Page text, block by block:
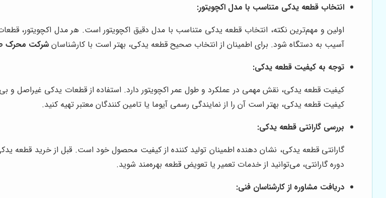
انتخاب قطعه یدکی متناسب با مدل اکچویتور:
اولین و مهم‌ترین نکته، انتخاب قطعه یدکی متناسب با مدل دقیق اکچویتور است. هر مدل اکچویتور،
آسیب به دستگاه شود. برای اطمینان از انتخاب صحیح قطعه یدکی، بهتر است با کارشناسان شرکت محرک
توجه به کیفیت قطعه یدکی:
کیفیت قطعه یدکی، نقش مهمی در عملکرد و طول عمر اکچویتور دارد. استفاده از قطعات یدکی غیراصل و
کیفیت قطعه یدکی، بهتر است آن را از نمایندگی رسمی آیوما یا تامین کنندگان معتبر تهیه کنید.
بررسی گارانتی قطعه یدکی:
گارانتی قطعه یدکی، نشان دهنده اطمینان تولید کننده از کیفیت محصول خود است. قبل از خرید قطعه
دوره گارانتی، می‌توانید از خدمات تعمیر یا تعویض قطعه بهره‌مند شوید.
دریافت مشاوره از کارشناسان فنی: